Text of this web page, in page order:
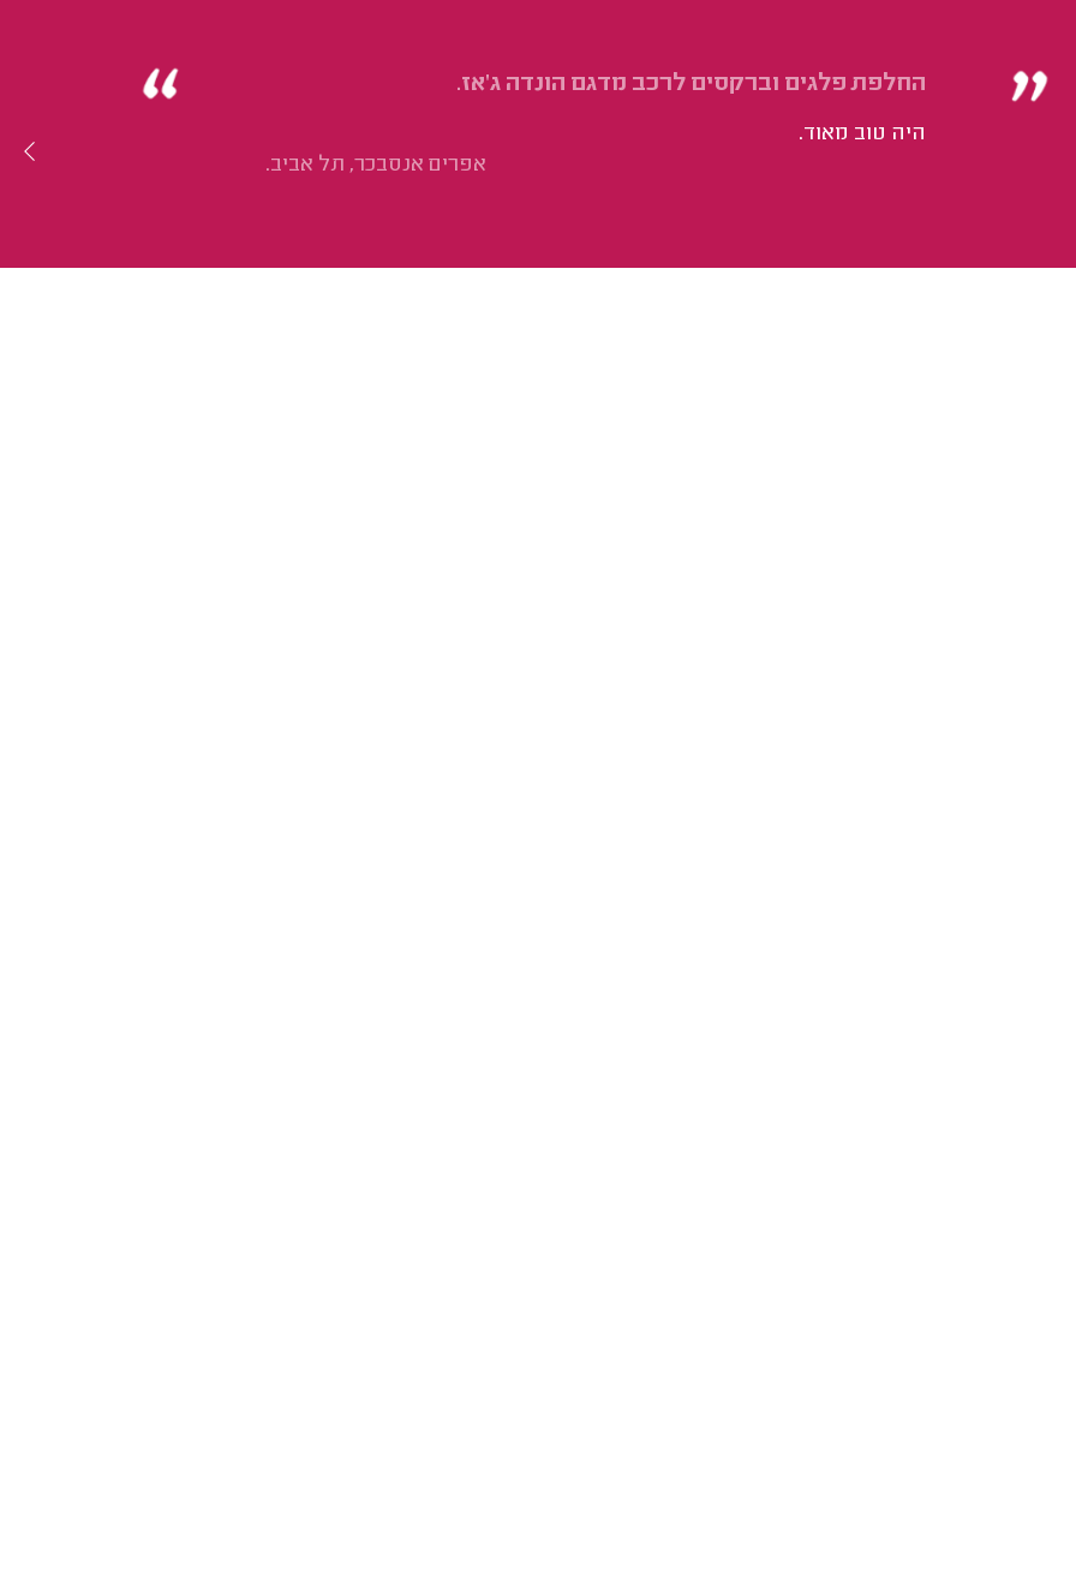
החלפת פלגים וברקסים לרכב מדגם הונדה ג'אז.
היה טוב מאוד.
אפרים אנסבכר, תל אביב.